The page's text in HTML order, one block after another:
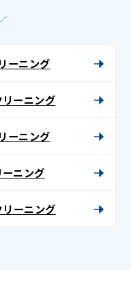
ーニング
ーニング
ーニング
ニング
ーニング